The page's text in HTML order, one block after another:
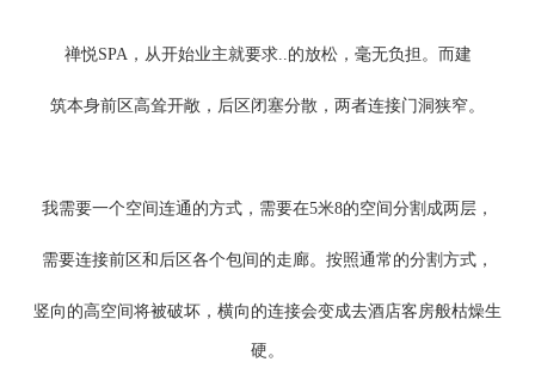
禅悦SPA，从开始业主就要求..的放松，毫无负担。而建
筑本身前区高耸开敞，后区闭塞分散，两者连接门洞狭窄。
我需要一个空间连通的方式，需要在5米8的空间分割成两层，
需要连接前区和后区各个包间的走廊。按照通常的分割方式，
竖向的高空间将被破坏，横向的连接会变成去酒店客房般枯燥生
硬。